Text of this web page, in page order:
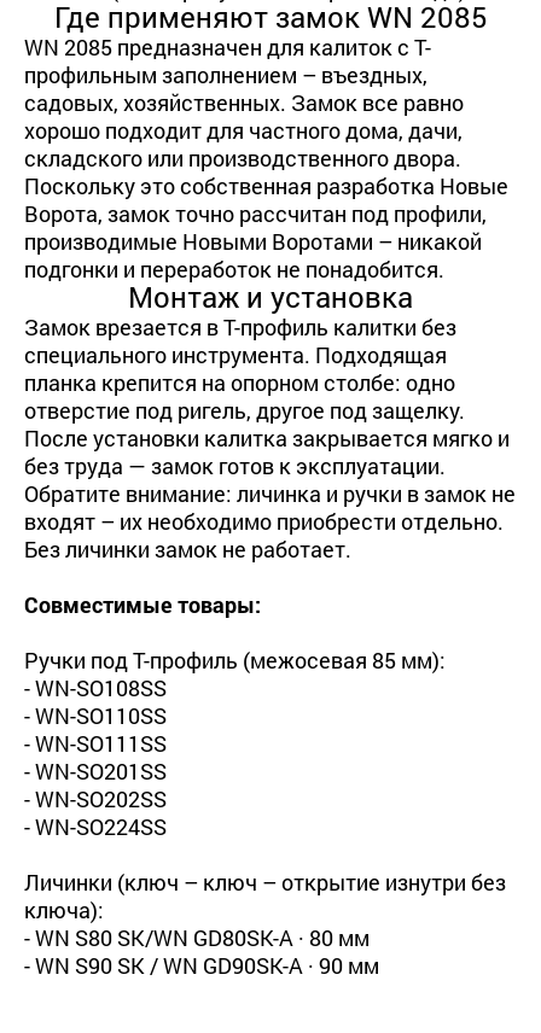
Где применяют замок WN 2085
WN 2085 предназначен для калиток с Т-
профильным заполнением – въездных,
садовых, хозяйственных. Замок все равно
хорошо подходит для частного дома, дачи,
складского или производственного двора.
Поскольку это собственная разработка Новые
Ворота, замок точно рассчитан под профили,
производимые Новыми Воротами – никакой
подгонки и переработок не понадобится.
Монтаж и установка
Замок врезается в Т-профиль калитки без
специального инструмента. Подходящая
планка крепится на опорном столбе: одно
отверстие под ригель, другое под защелку.
После установки калитка закрывается мягко и
без труда — замок готов к эксплуатации.
Обратите внимание: личинка и ручки в замок не
входят – их необходимо приобрести отдельно.
Без личинки замок не работает.
Совместимые товары:
Ручки под Т-профиль (межосевая 85 мм):
- WN-SO108SS
- WN-SO110SS
- WN-SO111SS
- WN-SO201SS
- WN-SO202SS
- WN-SO224SS
Личинки (ключ – ключ – открытие изнутри без
ключа):
- WN S80 SK/WN GD80SK-A · 80 мм
- WN S90 SK / WN GD90SK-A · 90 мм